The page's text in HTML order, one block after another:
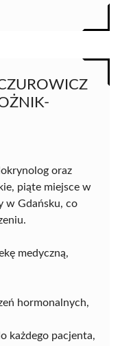
oraz
piąte miejsce w
w Gdańsku, co
medyczną,
hormonalnych,
każdego pacjenta,